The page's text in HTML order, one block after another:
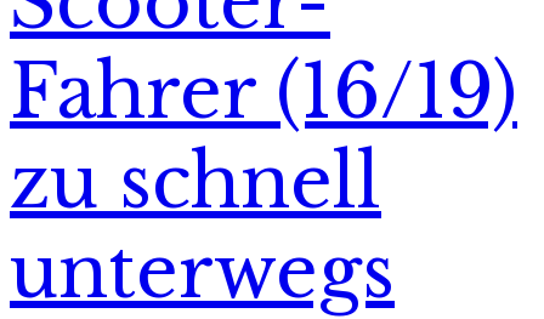
Fahrer (16/19)
zu schnell
unterwegs